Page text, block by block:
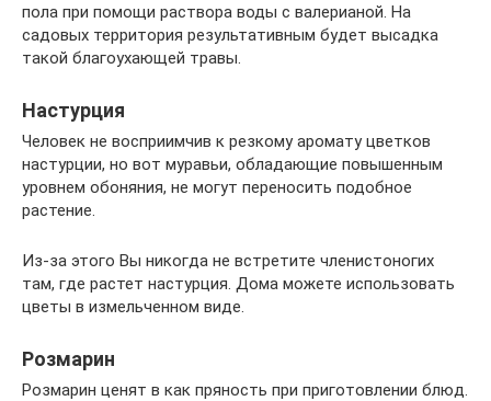
пола при помощи раствора воды с валерианой. На
садовых территория результативным будет высадка
такой благоухающей травы.
Настурция
Человек не восприимчив к резкому аромату цветков
настурции, но вот муравьи, обладающие повышенным
уровнем обоняния, не могут переносить подобное
растение.
Из-за этого Вы никогда не встретите членистоногих
там, где растет настурция. Дома можете использовать
цветы в измельченном виде.
Розмарин
Розмарин ценят в как пряность при приготовлении блюд.